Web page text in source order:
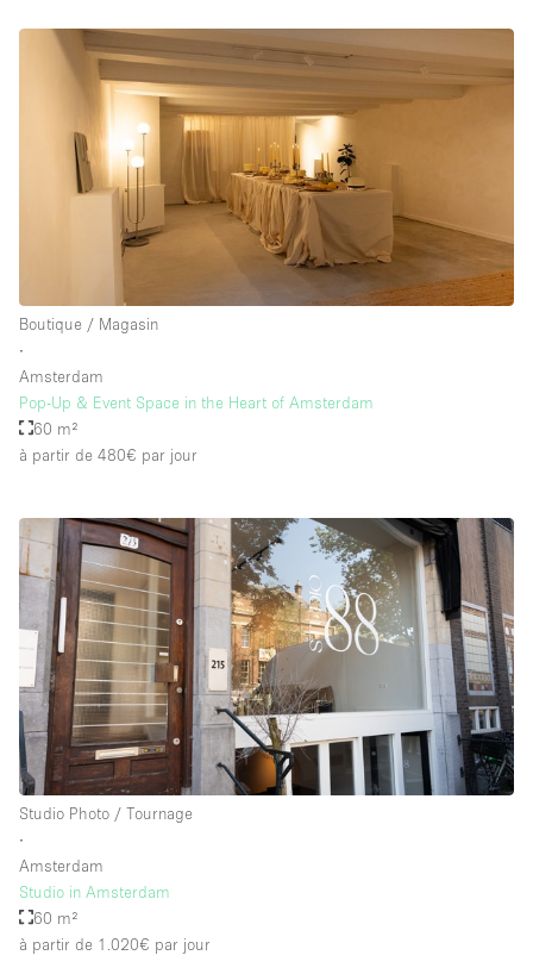
Boutique / Magasin
∙
Amsterdam
Pop-Up & Event Space in the Heart of Amsterdam
60 m²
à partir de 480€ par jour
Studio Photo / Tournage
∙
Amsterdam
Studio in Amsterdam
60 m²
à partir de 1.020€ par jour